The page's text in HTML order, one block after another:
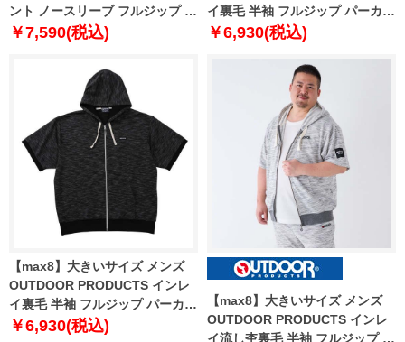
ント ノースリーブ フルジップ パ
ーカー + 半袖 Tシャツ ブラック
￥7,590(税込)
イ裏毛 半袖 フルジップ パーカー
チャコールカモ 1258-5200-1 3L
￥6,930(税込)
【max8】大きいサイズ メンズ
OUTDOOR PRODUCTS インレ
イ裏毛 半袖 フルジップ パーカー
ブラック 1258-5200-2 3L 4L 5L
￥6,930(税込)
【max8】大きいサイズ メンズ
OUTDOOR PRODUCTS インレ
イ流し杢裏毛 半袖 フルジップ パ